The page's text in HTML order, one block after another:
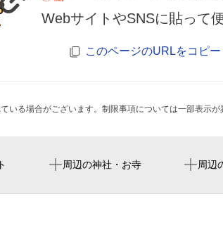
WebサイトやSNSに貼って
このページのURLをコピー
いる場合がございます。制限事項については一部表示
周辺の神社・お寺 周辺
栄町駅
名城公
金刀比
世界コ